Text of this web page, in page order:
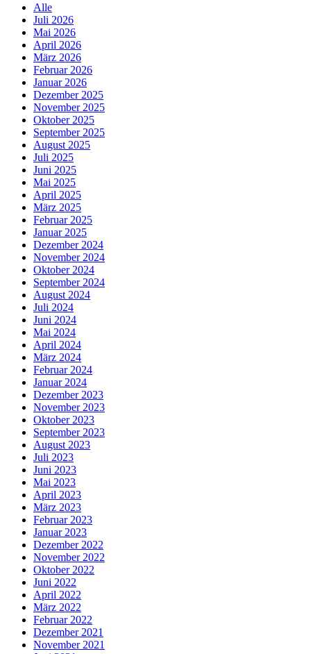
Alle
Juli 2026
Mai 2026
April 2026
März 2026
Februar 2026
Januar 2026
Dezember 2025
November 2025
Oktober 2025
September 2025
August 2025
Juli 2025
Juni 2025
Mai 2025
April 2025
März 2025
Februar 2025
Januar 2025
Dezember 2024
November 2024
Oktober 2024
September 2024
August 2024
Juli 2024
Juni 2024
Mai 2024
April 2024
März 2024
Februar 2024
Januar 2024
Dezember 2023
November 2023
Oktober 2023
September 2023
August 2023
Juli 2023
Juni 2023
Mai 2023
April 2023
März 2023
Februar 2023
Januar 2023
Dezember 2022
November 2022
Oktober 2022
Juni 2022
April 2022
März 2022
Februar 2022
Dezember 2021
November 2021